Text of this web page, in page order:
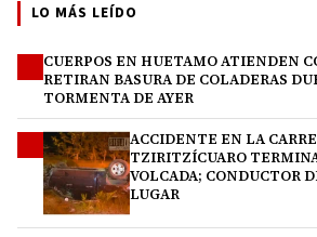
LO MÁS LEÍDO
CUERPOS EN HUETAMO ATIENDEN
RETIRAN BASURA DE COLADERAS
TORMENTA DE AYER
ACCIDENTE EN LA
TZIRITZÍCUARO
VOLCADA; CONDUCTOR
LUGAR